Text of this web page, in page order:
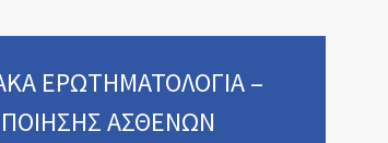
ΕΡΩΤΗΜΑΤΟΛΟΓΙΑ –
ΑΣΘΕΝΩΝ